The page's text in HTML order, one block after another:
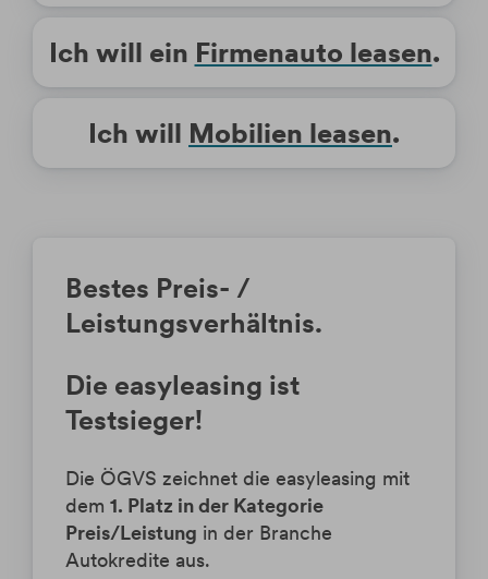
Ich will ein Firmenauto leasen.
Ich will Mobilien leasen.
Bestes Preis- /
Leistungsverhältnis.
Die easyleasing ist
Testsieger!
Die ÖGVS zeichnet die easyleasing mit
dem 1. Platz in der Kategorie
Preis/Leistung in der Branche
Autokredite aus.